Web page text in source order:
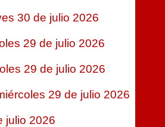
30 de julio 2026
29 de julio 2026
29 de julio 2026
29 de julio 2026
julio 2026